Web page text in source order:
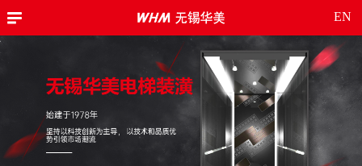
EN